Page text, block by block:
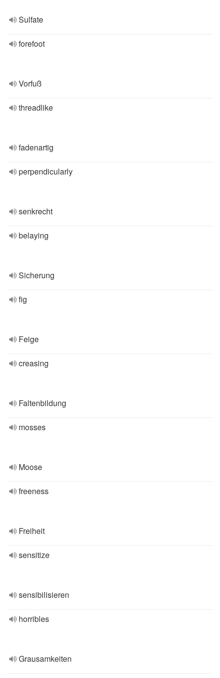
Sulfate
forefoot
Vorfuß
threadlike
fadenartig
perpendicularly
senkrecht
belaying
Sicherung
fig
Feige
creasing
Faltenbildung
mosses
Moose
freeness
Freiheit
sensitize
sensibilisieren
horribles
Grausamkeiten